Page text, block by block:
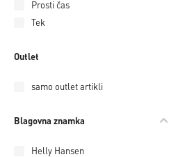
Prosti čas
Tek
Outlet
samo outlet artikli
Blagovna znamka
Helly Hansen